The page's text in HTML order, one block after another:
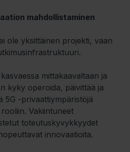
mahdollistaminen
ole yksittäinen projekti, vaan
mittakaavaltaan ja
kyky operoida, päivittää ja
5G -privaattiympäristöjä
Vakiintuneet
toteutuskyvykkyydet
innovaatioita.